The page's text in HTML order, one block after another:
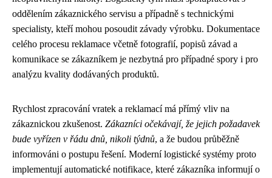
oddělením zákaznického servisu a případně s technickými
specialisty, kteří mohou posoudit závady výrobku. Dokumentace
celého procesu reklamace včetně fotografií, popisů závad a
komunikace se zákazníkem je nezbytná pro případné spory i pro
analýzu kvality dodávaných produktů.
Rychlost zpracování vratek a reklamací má přímý vliv na
zákaznickou zkušenost. Zákazníci očekávají, že jejich požadavek
bude vyřízen v řádu dnů, nikoli týdnů, a že budou průběžně
informováni o postupu řešení. Moderní logistické systémy proto
implementují automatické notifikace, které zákazníka informují o